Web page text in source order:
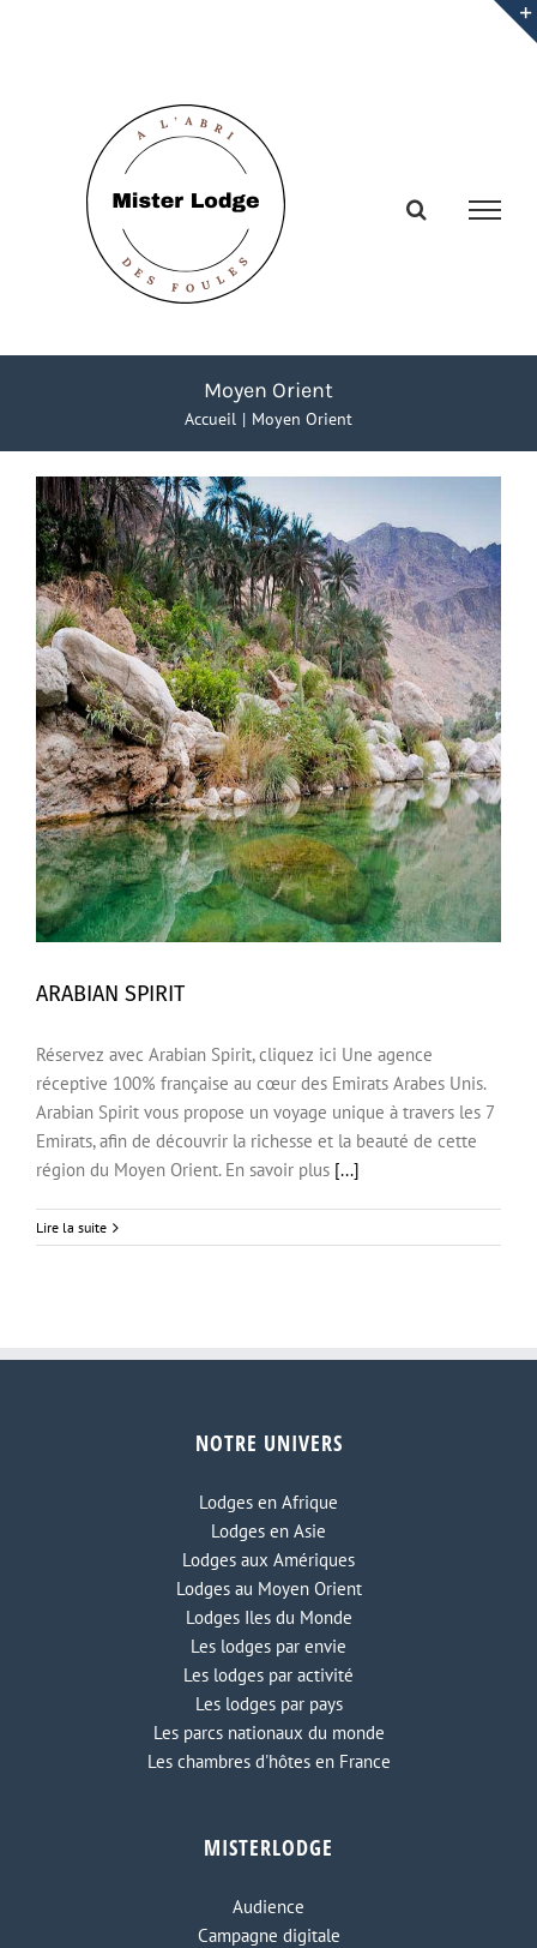
Moyen Orient
Accueil Moyen Orient
ARABIAN SPIRIT
Réservez avec Arabian Spirit, cliquez ici Une agence
réceptive 100% française au cœur des Emirats Arabes Unis.
Arabian Spirit vous propose un voyage unique à travers les 7
Emirats, afin de découvrir la richesse et la beauté de cette
région du Moyen Orient. En savoir plus [...]
Lire la suite
NOTRE UNIVERS
Lodges en Afrique
Lodges en Asie
Lodges aux Amériques
Lodges au Moyen Orient
Lodges Iles du Monde
Les lodges par envie
Les lodges par activité
Les lodges par pays
Les parcs nationaux du monde
Les chambres d'hôtes en France
MISTERLODGE
Audience
Campagne digitale